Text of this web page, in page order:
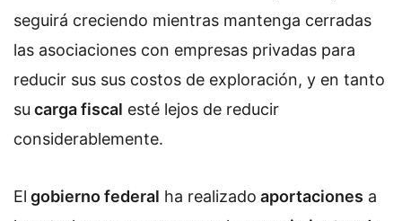
seguirá creciendo mientras mantenga cerradas
las asociaciones con empresas privadas para
reducir sus sus costos de exploración, y en tanto
su carga fiscal esté lejos de reducir
considerablemente.
El gobierno federal ha realizado aportaciones a